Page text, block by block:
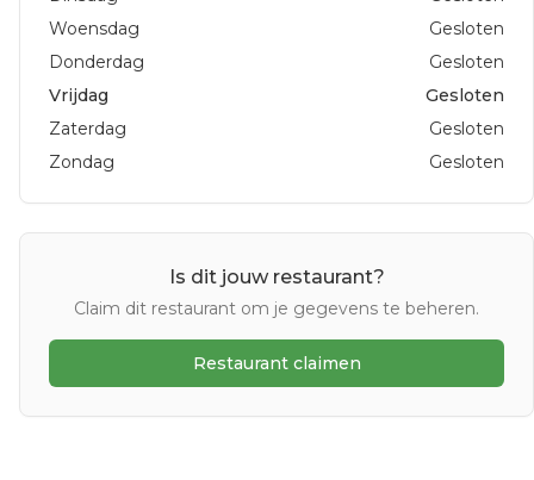
Woensdag
Gesloten
Donderdag
Gesloten
Vrijdag
Gesloten
Zaterdag
Gesloten
Zondag
Gesloten
Is dit jouw restaurant?
Claim dit restaurant om je gegevens te beheren.
Restaurant claimen